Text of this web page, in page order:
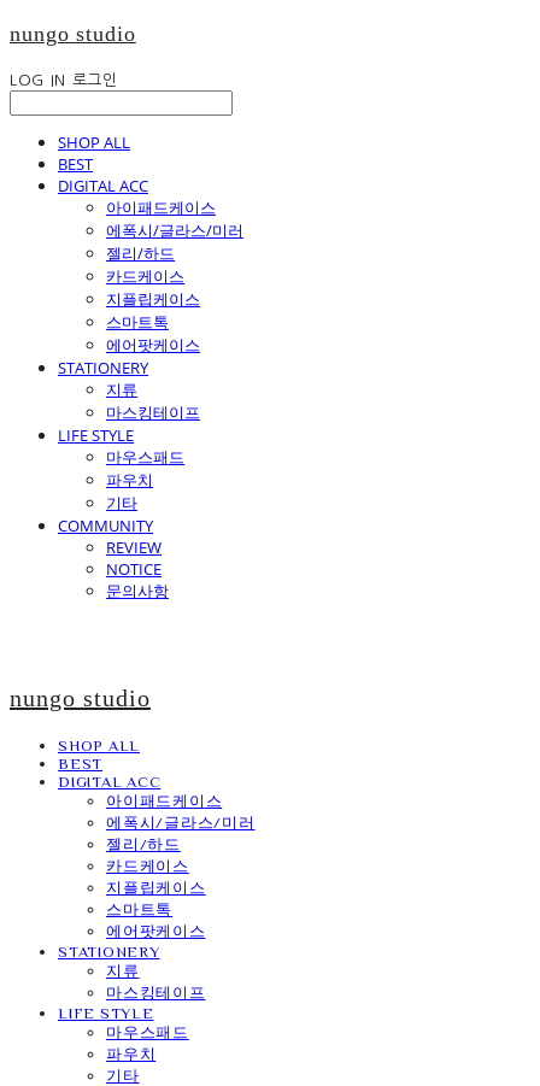
nungo studio
LOG IN 로그인
SHOP ALL
BEST
DIGITAL ACC
아이패드케이스
에폭시/글라스/미러
젤리/하드
카드케이스
지플립케이스
스마트톡
에어팟케이스
STATIONERY
지류
마스킹테이프
LIFE STYLE
마우스패드
파우치
기타
COMMUNITY
REVIEW
NOTICE
문의사항
nungo studio
SHOP ALL
BEST
DIGITAL ACC
아이패드케이스
에폭시/글라스/미러
젤리/하드
카드케이스
지플립케이스
스마트톡
에어팟케이스
STATIONERY
지류
마스킹테이프
LIFE STYLE
마우스패드
파우치
기타